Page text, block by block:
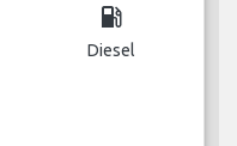
local_gas_station
Diesel